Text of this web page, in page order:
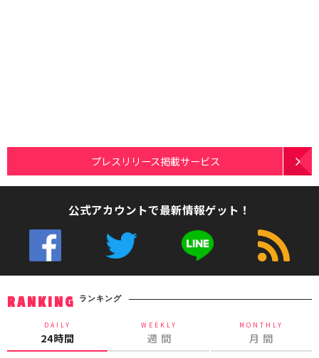
プレスリリース掲載サービス
公式アカウントで最新情報ゲット！
RANKING ランキング
DAILY
24時間
WEEKLY
週 間
MONTHLY
月 間